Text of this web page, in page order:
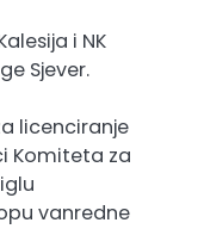
i NK
Sjever.
licenciranje
Komiteta za
vanredne